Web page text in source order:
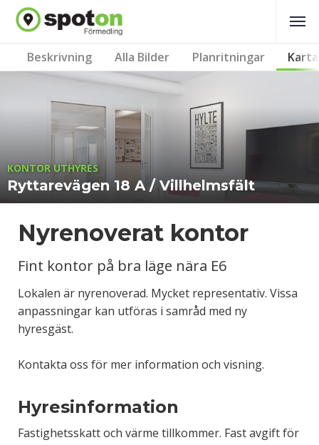
Beskrivning Alla Bilder Planritningar Karta
KONTOR UTHYRES
Ryttarevägen 18 A / Villhelmsfält
Nyrenoverat kontor
Fint kontor på bra läge nära E6
Lokalen är nyrenoverad. Mycket representativ. Vissa
anpassningar kan utföras i samråd med ny
hyresgäst.
Kontakta oss för mer information och visning.
Hyresinformation
Fastighetsskatt och värme tillkommer. Fast avgift för